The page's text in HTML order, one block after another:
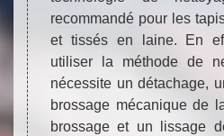
recommandé pour les
et tissés en laine. En
utiliser la méthode de
nécessite un détachage,
brossage mécanique de
brossage et un lissage